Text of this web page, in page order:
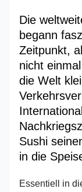
Die
begann
Zeitpunkt,
nicht
die Welt
Sushi
in die
Essentiell in